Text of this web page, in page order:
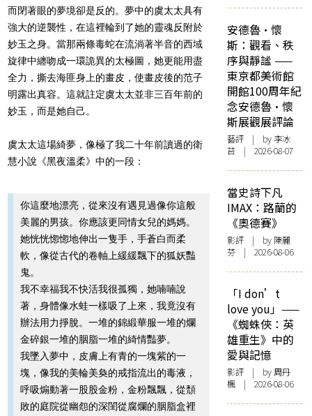
而閉著眼的夢境卻是反的。夢中的虞太太具有
強大的逆襲性，在這裡輪到了她的靈魂反附於
妙玉之身。當那兩條毒蛇在流淌著半音的西域
旋律中纏吻成一環詭異的太極圖，她更能用盡
全力，撕去海匪身上的畫皮，使畫皮後的范子
明露出真容。這就註定虞太太並非三百年前的
妙玉，而是她自己。
虞太太這場綺夢，像極了我二十年前讀過的衛
慧小說《黑夜溫柔》中的一段：
你這麼地漂亮，從來沒有遇見過像你這般
美麗的男孩。你應該更同情女兒的媽媽。
她恍恍惚惚地伸出一隻手，手蒼白而柔
軟，像從古代的卷軸上緩緩飄下的狐妖豔
鬼。
我不幸福我不快活我很孤獨，她喃喃說
著，身體像水蛙一樣吸了上來，我竟沒有
辦法用力掙脫。一堆的錦緞華服一堆的爛
金碎銀一堆的胭脂一堆的綺情豔夢。
我墜入夢中，皮膚上有青的一塊紫的一
塊，像我的美輪美奐的戒指流出的毒液，
呼吸煽動著一股股金粉，金粉飄飄，從頹
敗的庭院從幽怨的深閨從腐爛的胭脂盒裡
安德魯·懷
斯：觀看、秩
序與靜謐 ——
東京都美術館
開館100周年紀
念安德魯·懷
斯展觀展評論
藝評 | by 李冰
苔 | 2026-08-07
當史詩下凡
IMAX：路蘭的
《奧德賽》
影評 | by 陳麗
芬 | 2026-08-06
「I don’t
love you」——
《蜘蛛俠：英
雄重生》中的
愛與記憶
影評 | by周丹
楓 | 2026-08-06